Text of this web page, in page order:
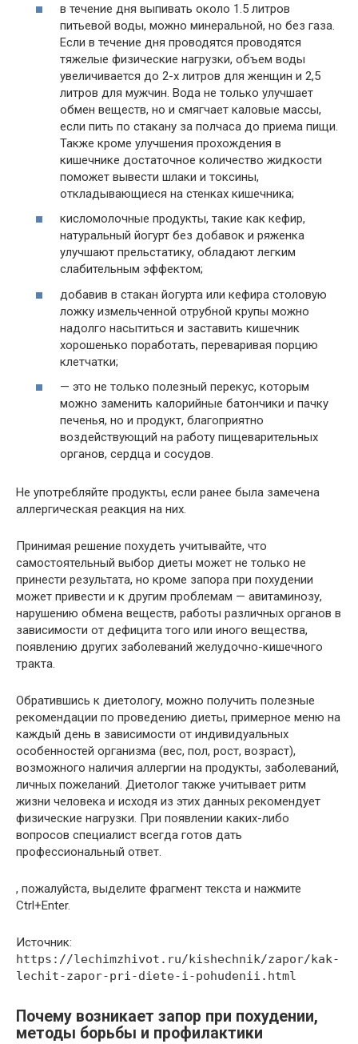
в течение дня выпивать около 1.5 литров
питьевой воды, можно минеральной, но без газа.
Если в течение дня проводятся проводятся
тяжелые физические нагрузки, объем воды
увеличивается до 2-х литров для женщин и 2,5
литров для мужчин. Вода не только улучшает
обмен веществ, но и смягчает каловые массы,
если пить по стакану за полчаса до приема пищи.
Также кроме улучшения прохождения в
кишечнике достаточное количество жидкости
поможет вывести шлаки и токсины,
откладывающиеся на стенках кишечника;
кисломолочные продукты, такие как кефир,
натуральный йогурт без добавок и ряженка
улучшают прельстатику, обладают легким
слабительным эффектом;
добавив в стакан йогурта или кефира столовую
ложку измельченной отрубной крупы можно
надолго насытиться и заставить кишечник
хорошенько поработать, переваривая порцию
клетчатки;
— это не только полезный перекус, которым
можно заменить калорийные батончики и пачку
печенья, но и продукт, благоприятно
воздействующий на работу пищеварительных
органов, сердца и сосудов.
Не употребляйте продукты, если ранее была замечена
аллергическая реакция на них.
Принимая решение похудеть учитывайте, что
самостоятельный выбор диеты может не только не
принести результата, но кроме запора при похудении
может привести и к другим проблемам — авитаминозу,
нарушению обмена веществ, работы различных органов в
зависимости от дефицита того или иного вещества,
появлению других заболеваний желудочно-кишечного
тракта.
Обратившись к диетологу, можно получить полезные
рекомендации по проведению диеты, примерное меню на
каждый день в зависимости от индивидуальных
особенностей организма (вес, пол, рост, возраст),
возможного наличия аллергии на продукты, заболеваний,
личных пожеланий. Диетолог также учитывает ритм
жизни человека и исходя из этих данных рекомендует
физические нагрузки. При появлении каких-либо
вопросов специалист всегда готов дать
профессиональный ответ.
, пожалуйста, выделите фрагмент текста и нажмите
Ctrl+Enter.
Источник:
https://lechimzhivot.ru/kishechnik/zapor/kak-
lechit-zapor-pri-diete-i-pohudenii.html
Почему возникает запор при похудении,
методы борьбы и профилактики